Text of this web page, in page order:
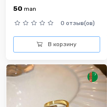
50 man
0 отзыв(ов)
В корзину